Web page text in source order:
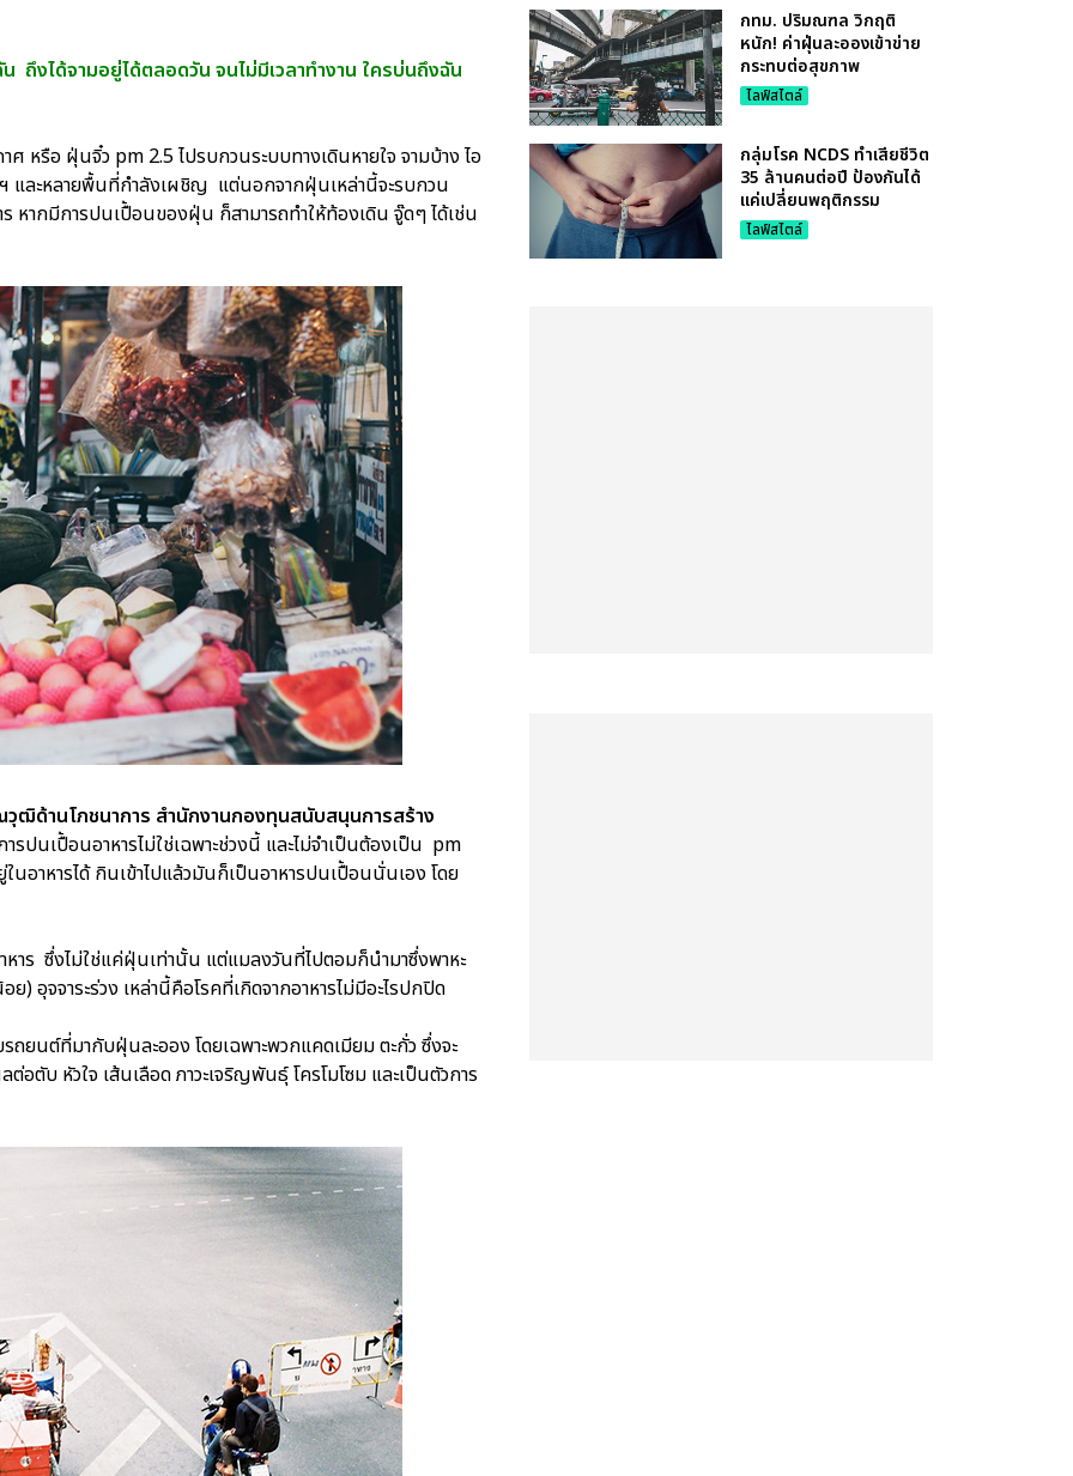
ถึงได้จามอยู่ได้ตลอดวัน จนไม่มีเวลาทำงาน ใครบ่นถึงฉัน
หรือ ฝุ่นจิ๋ว pm 2.5 ไปรบกวนระบบทางเดินหายใจ จามบ้าง ไอ
และหลายพื้นที่กำลังเผชิญ แต่นอกจากฝุ่นเหล่านี้จะรบกวน
หากมีการปนเปื้อนของฝุ่น ก็สามารถทำให้ท้องเดิน จู๊ดๆ ได้เช่น
ฒิด้านโภชนาการ สำนักงานกองทุนสนับสนุนการสร้าง
รปนเปื้อนอาหารไม่ใช่เฉพาะช่วงนี้ และไม่จำเป็นต้องเป็น pm
นอาหารได้ กินเข้าไปแล้วมันก็เป็นอาหารปนเปื้อนนั่นเอง โดย
หาร ซึ่งไม่ใช่แค่ฝุ่นเท่านั้น แต่แมลงวันที่ไปตอมก็นำมาซึ่งพาหะ
) อุจจาระร่วง เหล่านี้คือโรคที่เกิดจากอาหารไม่มีอะไรปกปิด
ถยนต์ที่มากับฝุ่นละออง โดยเฉพาะพวกแคดเมียม ตะกั่ว ซึ่งจะ
อตับ หัวใจ เส้นเลือด ภาวะเจริญพันธุ์ โครโมโซม และเป็นตัวการ
กทม. ปริมณฑล วิกฤติ
หนัก! ค่าฝุ่นละอองเข้าข่าย
กระทบต่อสุขภาพ
ไลฟ์สไตล์
กลุ่มโรค NCDS ทำเสียชีวิต
35 ล้านคนต่อปี ป้องกันได้
แค่เปลี่ยนพฤติกรรม
ไลฟ์สไตล์